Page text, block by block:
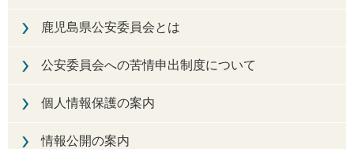
鹿児島県公安委員会とは
公安委員会への苦情申出制度について
個人情報保護の案内
情報公開の案内